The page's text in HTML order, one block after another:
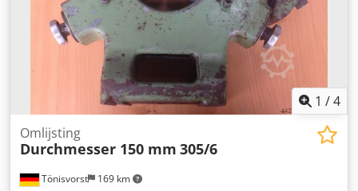
1 /4
Tönisvorst 169 km
Omlijsting
Durchmesser 150 mm 305/6